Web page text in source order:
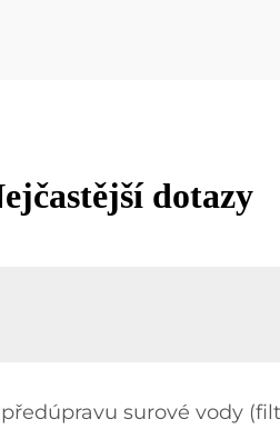
dotazy
surové vody